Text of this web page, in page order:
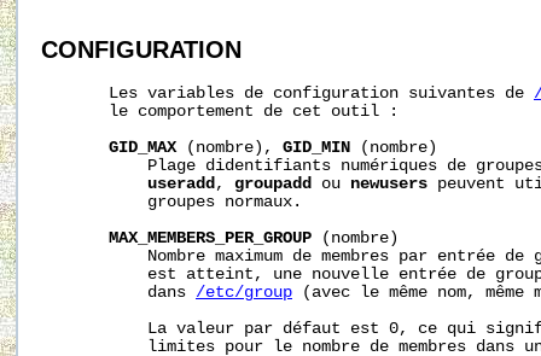
CONFIGURATION
       Les variables de configuration suivantes de
       le comportement de cet outil :
GID_MAX (nombre), GID_MIN (nombre)
Plage didentifiants numériques de
useradd, groupadd ou newusers peuvent
           groupes normaux.
MAX_MEMBERS_PER_GROUP (nombre)
Nombre maximum de membres par entrée de
est atteint, une nouvelle entrée de
           dans
/etc/group (avec le même nom,
La valeur par défaut est 0, ce qui
limites pour le nombre de membres dans